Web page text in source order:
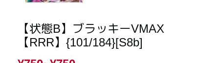
【状態B】ブラッキーVMAX
【RRR】{101/184}[S8b]